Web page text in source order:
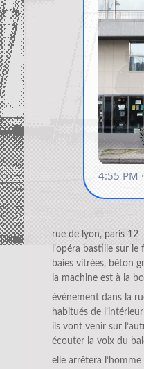
rue de lyon, paris 12
l’opéra bastille sur le
baies vitrées, béton
la machine est à la
événement dans la
habitués de l’intérieur
ils vont venir sur
écouter la voix du
elle arrêtera